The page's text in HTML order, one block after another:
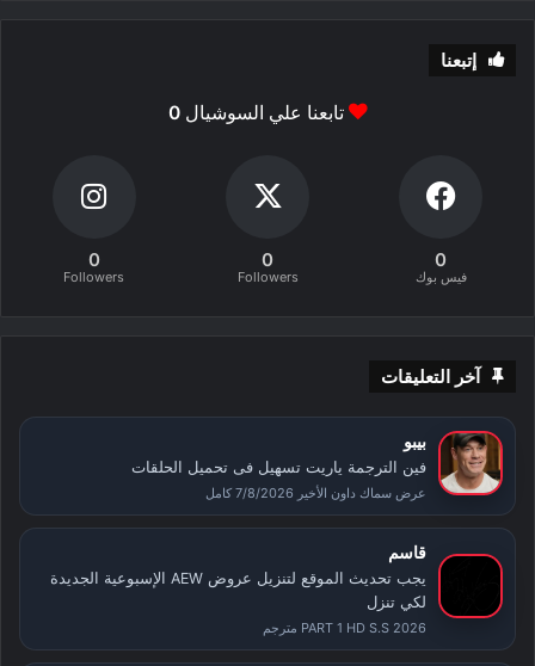
إتبعنا
تابعنا علي السوشيال0
0
فيس بوك
0
Followers
0
Followers
آخر التعليقات
بيبو
فين الترجمة ياريت تسهيل فى تحميل الحلقات
عرض سماك داون الأخير 7/8/2026 كامل
قاسم
يجب تحديث الموقع لتنزيل عروض AEW الإسبوعية الجديدة
لكي تنزل
PART 1 HD S.S 2026 مترجم